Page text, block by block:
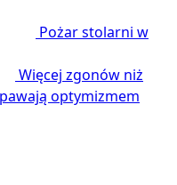
Pożar stolarni w
Więcej zgonów niż
optymizmem